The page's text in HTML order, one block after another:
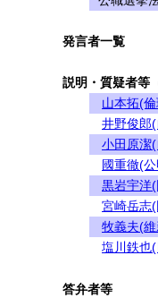
発言者一覧
説明・質疑者等
山本拓(
井野俊郎
小田原潔
國重徹(
黒岩宇洋
宮崎岳志
牧義夫(
塩川鉄也
答弁者等